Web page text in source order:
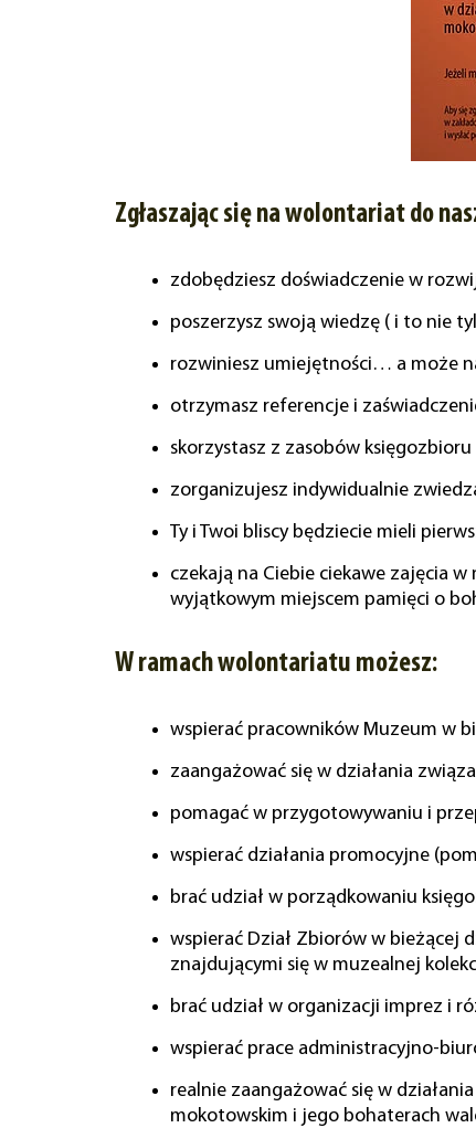
Zgłaszając się na wolontariat do
zdobędziesz doświadczenie w
poszerzysz swoją wiedzę ( i to nie
rozwiniesz umiejętności… a może
otrzymasz referencje i
skorzystasz z zasobów
zorganizujesz indywidualnie
Ty i Twoi bliscy będziecie mieli
czekają na Ciebie ciekawe zajęcia
wyjątkowym miejscem pamięci o
W ramach wolontariatu możesz:
wspierać pracowników Muzeum w
zaangażować się w działania
pomagać w przygotowywaniu i
wspierać działania promocyjne
brać udział w porządkowaniu
wspierać Dział Zbiorów w bieżącej
znajdującymi się w muzealnej
brać udział w organizacji imprez i
wspierać prace administracyjno-
realnie zaangażować się w
mokotowskim i jego bohaterach